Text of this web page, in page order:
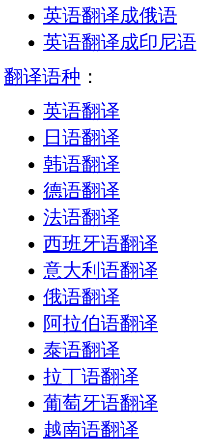
英语翻译成俄语
英语翻译成印尼语
翻译语种 ：
英语翻译
日语翻译
韩语翻译
德语翻译
法语翻译
西班牙语翻译
意大利语翻译
俄语翻译
阿拉伯语翻译
泰语翻译
拉丁语翻译
葡萄牙语翻译
越南语翻译